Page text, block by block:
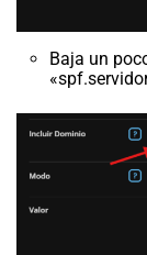
Baja un